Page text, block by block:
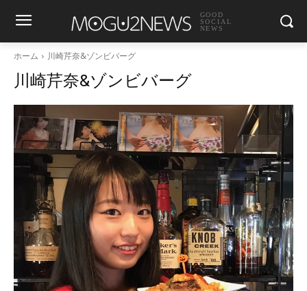
GOOD
SOCIAL
NEWS
ホーム 川崎芹奈&ゾンビバーグ
川崎芹奈&ゾンビバーグ